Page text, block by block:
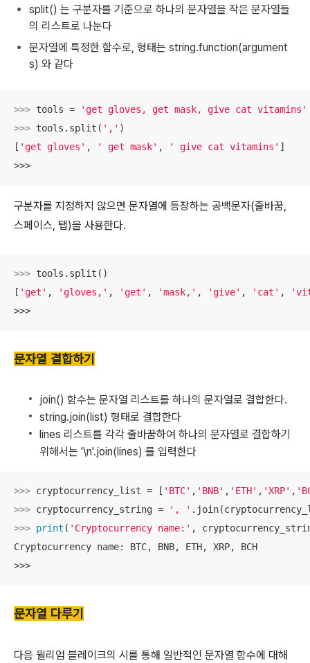
split() 는 구분자를 기준으로 하나의 문자열을 작은 문자열들
의 리스트로 나눈다
문자열에 특정한 함수로, 형태는 string.function(argument
s) 와 같다
>>> tools =
'get gloves, get mask, give cat vitamins'
>>> tools.split( ',' )
[ 'get gloves' , ' get mask' , ' give cat vitamins' ]
>>>
구분자를 지정하지 않으면 문자열에 등장하는 공백문자(줄바꿈,
스페이스, 탭)을 사용한다.
>>> tools.split()
[ 'get' , 'gloves,' , 'get' , 'mask,' , 'give' , 'cat' ,
>>>
문자열 결합하기
join() 함수는 문자열 리스트를 하나의 문자열로 결합한다.
string.join(list) 형태로 결합한다
lines 리스트를 각각 줄바꿈하여 하나의 문자열로 결합하기
위해서는 '\n'.join(lines) 를 입력한다
>>> cryptocurrency_list = [ 'BTC' , 'BNB' , 'ETH' , 'XRP' ,
>>> cryptocurrency_string =
', '
>>> print ( 'Cryptocurrency name:' ,
Cryptocurrency name: BTC, BNB, ETH, XRP, BCH
>>>
문자열 다루기
다음 윌리엄 블레이크의 시를 통해 일반적인 문자열 함수에 대해